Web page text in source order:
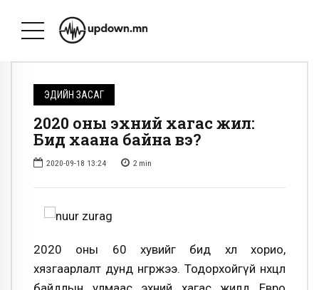
ЭДИЙН ЗАСАГ
2020 оны эхний хагас жил:
Бид хаана байна вэ?
2020-09-18 13:24 2 min
2020 оны 60 хувийг бид хөл хорио,
хязгаарлалт дунд өнгөрөөжээ. Тодорхойгүй нөхцөл